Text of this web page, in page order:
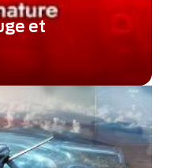
et
précises pour